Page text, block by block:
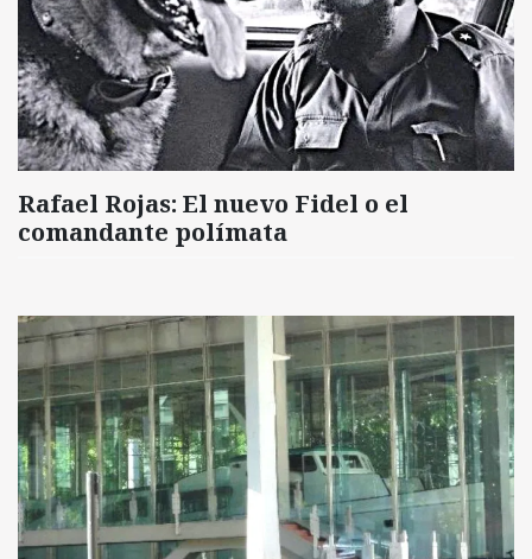
Rafael Rojas: El nuevo Fidel o el
comandante polímata